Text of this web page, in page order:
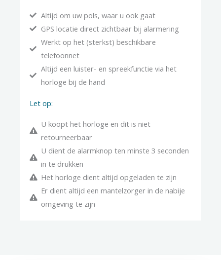
Altijd om uw pols, waar u ook gaat
GPS locatie direct zichtbaar bij alarmering
Werkt op het (sterkst) beschikbare
telefoonnet
Altijd een luister- en spreekfunctie via het
horloge bij de hand
Let op:
U koopt het horloge en dit is niet
retourneerbaar
U dient de alarmknop ten minste 3 seconden
in te drukken
Het horloge dient altijd opgeladen te zijn
Er dient altijd een mantelzorger in de nabije
omgeving te zijn